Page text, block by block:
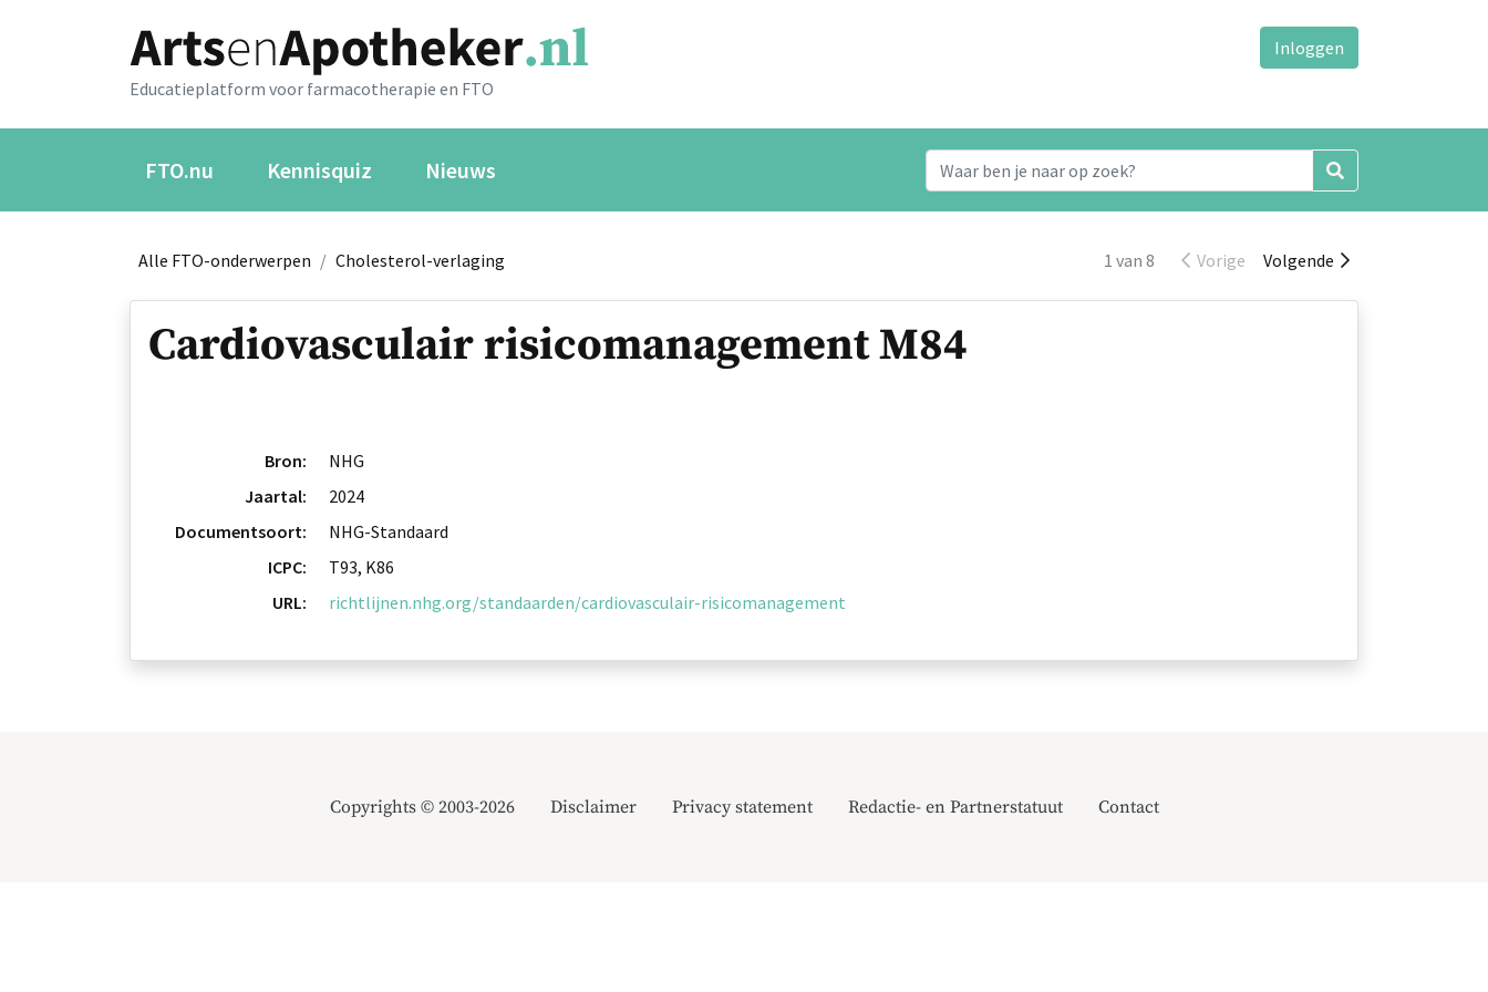
Educatieplatform voor farmacotherapie en FTO
Inloggen
FTO.nu Kennisquiz Nieuws
Alle FTO-onderwerpen / Cholesterol-verlaging 1 van 8 Vorige Volgende
Cardiovasculair risicomanagement M84
Bron:
NHG
Jaartal:
2024
Documentsoort:
NHG-Standaard
ICPC:
T93, K86
URL:
richtlijnen.nhg.org/standaarden/cardiovasculair-risicomanagement
Copyrights © 2003-2026 Disclaimer Privacy statement Redactie- en Partnerstatuut Contact